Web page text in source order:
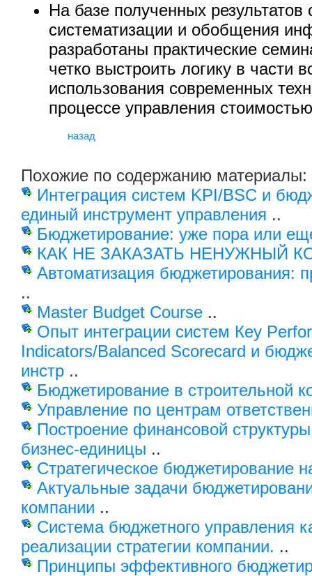
На базе полученных
систематизации и обобщения
разработаны практические
четко выстроить логику в части
использования современных
процессе управления
назад
Похожие по содержанию материалы:
Интеграция систем KPI/BSC и
единый инструмент управления ..
Бюджетирование: уже пора или
КАК НЕ ЗАКАЗАТЬ НЕНУЖНЫЙ
Автоматизация бюджетирования:
..
Master Budget Course ..
Опыт интеграции систем Кey
Indicators/Balanced Scorecard и
инстр ..
Бюджетирование в строительной
Управление по центрам
Построение финансовой
бизнес-единицы ..
Стратегическое бюджетирование
Актуальные задачи
компании ..
Система бюджетного управления
реализации стратегии компании. ..
Принципы эффективного